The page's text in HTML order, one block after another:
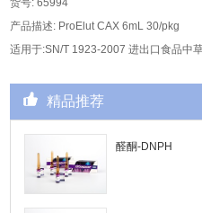
货号: 65994
产品描述: ProElut CAX 6mL 30/pkg
适用于:SN/T 1923-2007 进出口食品中
精品推荐
醛酮-DNPH